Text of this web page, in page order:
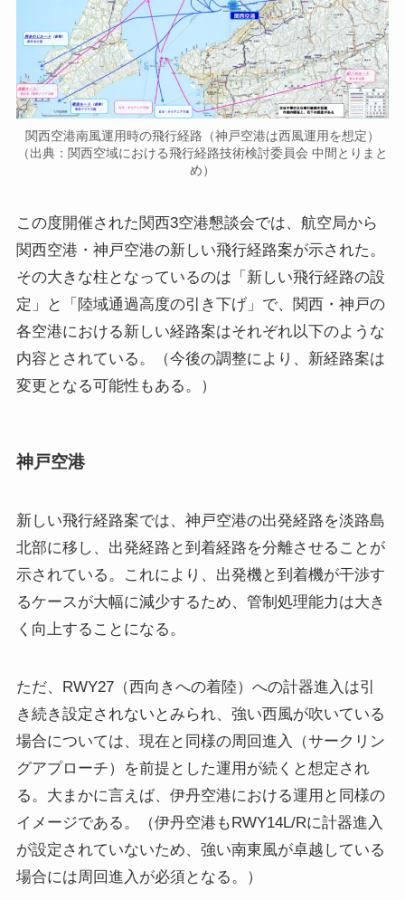
関西空港南風運用時の飛行経路（神戸空港は西風運用を想定）
（出典：関西空域における飛行経路技術検討委員会 中間とりまと
め）
この度開催された関西3空港懇談会では、航空局から
関西空港・神戸空港の新しい飛行経路案が示された。
その大きな柱となっているのは「新しい飛行経路の設
定」と「陸域通過高度の引き下げ」で、関西・神戸の
各空港における新しい経路案はそれぞれ以下のような
内容とされている。（今後の調整により、新経路案は
変更となる可能性もある。）
神戸空港
新しい飛行経路案では、神戸空港の出発経路を淡路島
北部に移し、出発経路と到着経路を分離させることが
示されている。これにより、出発機と到着機が干渉す
るケースが大幅に減少するため、管制処理能力は大き
く向上することになる。
ただ、RWY27（西向きへの着陸）への計器進入は引
き続き設定されないとみられ、強い西風が吹いている
場合については、現在と同様の周回進入（サークリン
グアプローチ）を前提とした運用が続くと想定され
る。大まかに言えば、伊丹空港における運用と同様の
イメージである。（伊丹空港もRWY14L/Rに計器進入
が設定されていないため、強い南東風が卓越している
場合には周回進入が必須となる。）